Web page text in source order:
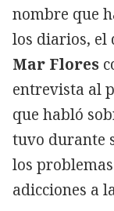
nombre que
los diarios, el
Mar Flores
entrevista al
que habló
tuvo durante
los
adicciones a